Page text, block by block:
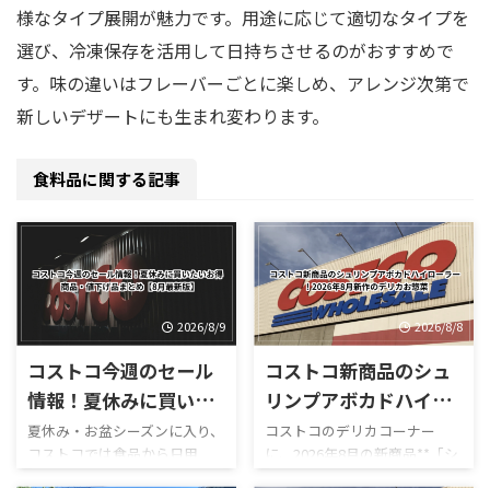
様なタイプ展開が魅力です。用途に応じて適切なタイプを
選び、冷凍保存を活用して日持ちさせるのがおすすめで
す。味の違いはフレーバーごとに楽しめ、アレンジ次第で
新しいデザートにも生まれ変わります。
食料品に関する記事
2026/8/9
コストコ今週のセール
情報！夏休みに買いた
いお得商品・値下げ品
まとめ【8月最新版】
夏休み・お盆シーズンに入り、
コストコでは食品から日用
品、家電までさまざまな商品
2026/8/8
コストコ新商品のシュ
リンプアボカドハイロ
ーラー！2026年8月新
作のデリカお惣菜
コストコのデリカコーナー
に、2026年8月の新商品**「シ
ュリンプアボカドハイローラ